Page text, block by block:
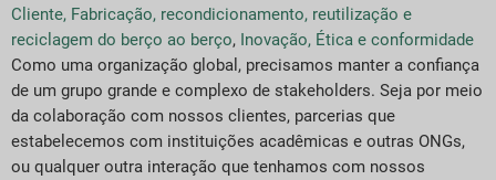
Cliente, Fabricação, recondicionamento, reutilização e
reciclagem do berço ao berço, Inovação, Ética e conformidade
Como uma organização global, precisamos manter a confiança
de um grupo grande e complexo de stakeholders. Seja por meio
da colaboração com nossos clientes, parcerias que
estabelecemos com instituições acadêmicas e outras ONGs,
ou qualquer outra interação que tenhamos com nossos